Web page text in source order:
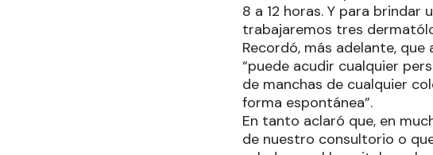
8 a 12 horas. Y para
trabajaremos tres
Recordó, más adelante,
“puede acudir cualquier
de manchas de cualquier
forma espontánea”.
En tanto aclaró que, en
de nuestro consultorio o